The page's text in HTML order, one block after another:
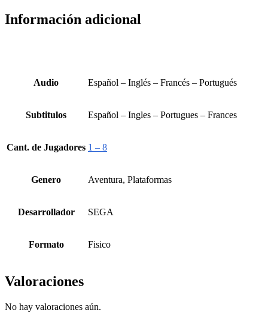
Información adicional
Audio Español – Inglés – Francés – Portugués
Subtitulos Español – Ingles – Portugues – Frances
Cant. de Jugadores 1 – 8
Genero Aventura, Plataformas
Desarrollador SEGA
Formato Fisico
Valoraciones
No hay valoraciones aún.